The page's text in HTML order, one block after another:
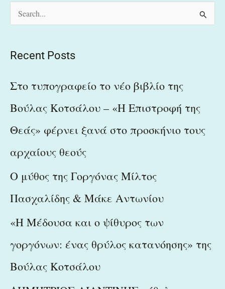
c
f
o
Recent Posts
Στο τυπογραφείο το νέο βιβλίο της
Βούλας Κοτσάλου – «Η Επιστροφή της
Θεάς» φέρνει ξανά στο προσκήνιο τους
αρχαίους θεούς
Ο μύθος της Γοργόνας Μίλτος
Πασχαλίδης & Μάκε Αντωνίου
«Η Μέδουσα και ο ψίθυρος των
γοργόνων: ένας θρύλος κατανόησης» της
Βούλας Κοτσάλου